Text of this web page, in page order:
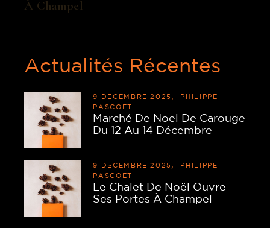
À Champel
Actualités Récentes
9 DÉCEMBRE 2025
PHILIPPE
PASCOET
Marché De Noël De Carouge
Du 12 Au 14 Décembre
9 DÉCEMBRE 2025
PHILIPPE
PASCOET
Le Chalet De Noël Ouvre
Ses Portes À Champel